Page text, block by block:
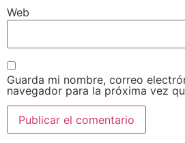
Web
Guarda mi nombre, correo
navegador para la próxima vez